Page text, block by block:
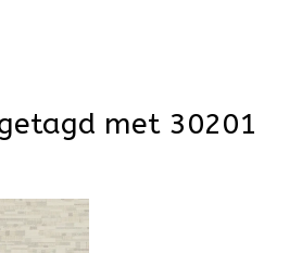
met 30201